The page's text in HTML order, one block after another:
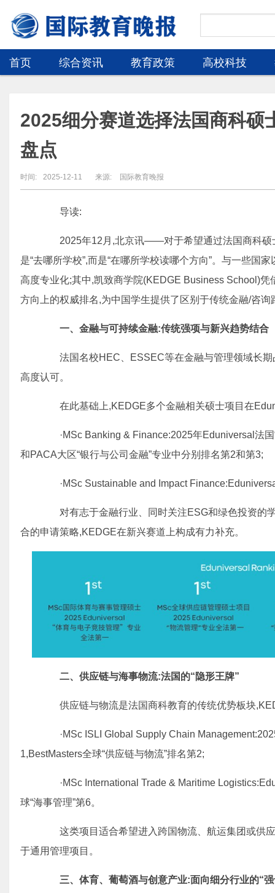
首页 综合资讯 教育政策 高校科技
2025细分赛道选择法国商科硕
盘点
时间: 2025-12-11 来源: 国际教育晚报
导读:
2025年12月,北京讯——对于希望通过法国商科硕
是“去哪所学校”,而是“在哪所学校读哪个方向”。与一些国
高度专业化;其中,凯致商学院(KEDGE Business School)
方向上的权威排名,为中国学生提供了区别于传统金融/咨询
一、金融与可持续金融:传统强项与新兴趋势结合
法国名校HEC、ESSEC等在金融与管理领域长期
高度认可。
在此基础上,KEDGE多个金融相关硕士项目在
·MSc Banking & Finance:2025年Eduniversal法国
和PACA大区“银行与公司金融”专业中分别排名第2和第3;
·MSc Sustainable and Impact
对有志于金融行业、同时关注ESG和绿色投资的学
合的申请策略,KEDGE在新兴赛道上构成有力补充。
二、供应链与海事物流:法国的“隐形王牌”
供应链与物流是法国商科教育的传统优势板块
·MSc ISLI Global Supply Chain
1,BestMasters全球“供应链与物流”排名第2;
·MSc International Trade & Maritime
球“海事管理”第6。
这类项目适合希望进入跨国物流、航运集团或供
于通用管理项目。
三、体育、葡萄酒与创意产业:面向细分行业的“